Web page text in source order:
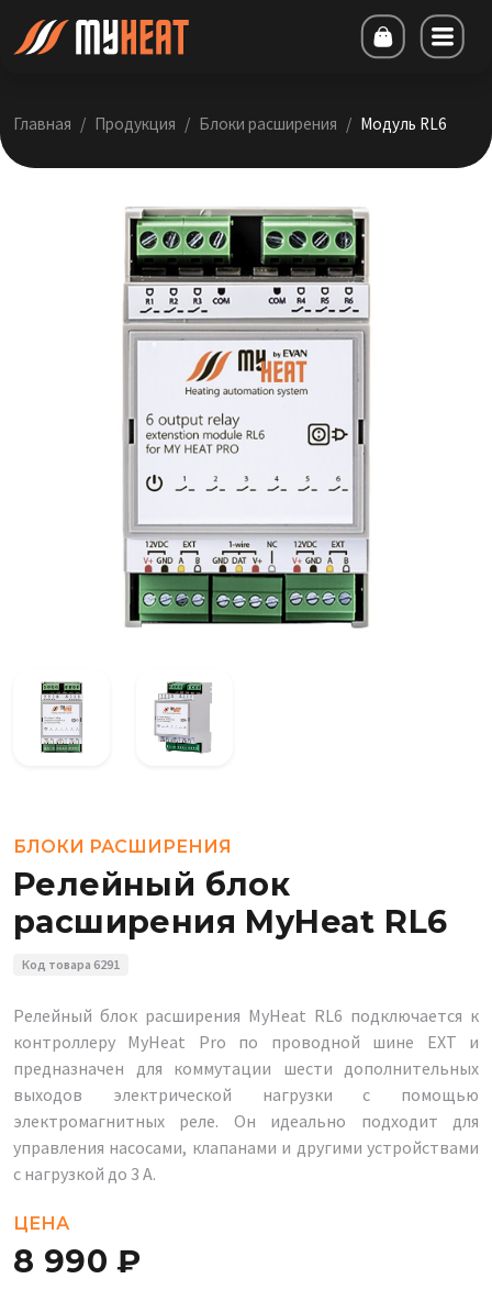
Главная Продукция Блоки расширения Модуль RL6
БЛОКИ РАСШИРЕНИЯ
Релейный блок
расширения MyHeat RL6
Код товара 6291
Релейный блок расширения MyHeat RL6 подключается к
контроллеру MyHeat Pro по проводной шине EXT и
предназначен для коммутации шести дополнительных
выходов электрической нагрузки с помощью
электромагнитных реле. Он идеально подходит для
управления насосами, клапанами и другими устройствами
с нагрузкой до 3 А.
ЦЕНА
8 990 ₽